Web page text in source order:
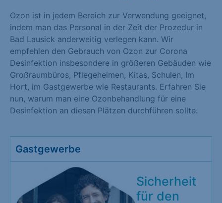
Ozon ist in jedem Bereich zur Verwendung geeignet,
indem man das Personal in der Zeit der Prozedur in
Bad Lausick anderweitig verlegen kann. Wir
empfehlen den Gebrauch von Ozon zur Corona
Desinfektion insbesondere in größeren Gebäuden wie
Großraumbüros, Pflegeheimen, Kitas, Schulen, Im
Hort, im Gastgewerbe wie Restaurants. Erfahren Sie
nun, warum man eine Ozonbehandlung für eine
Desinfektion an diesen Plätzen durchführen sollte.
Gastgewerbe
Sicherheit
für den